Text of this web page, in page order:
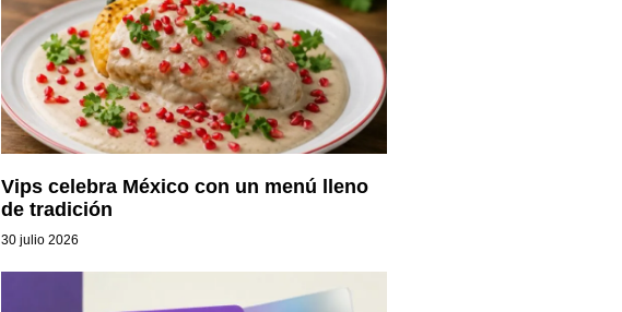
Vips celebra México con un menú lleno
de tradición
30 julio 2026